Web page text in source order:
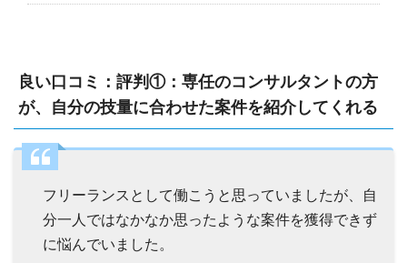
良い口コミ：評判①：専任のコンサルタントの方
が、自分の技量に合わせた案件を紹介してくれる
フリーランスとして働こうと思っていましたが、自
分一人ではなかなか思ったような案件を獲得できず
に悩んでいました。